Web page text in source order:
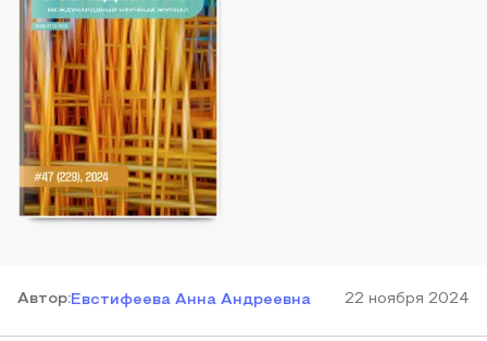
Автор:Евстифеева Анна Андреевна 22 ноября 2024